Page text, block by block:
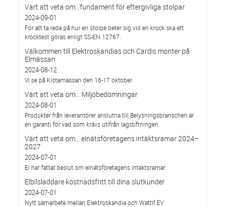
Värt att veta om…fundament för eftergivliga stolpar
2024-09-01
För att ta reda på hur en stolpe beter sig vid en krock ska ett
krocktest göras enligt SS-EN 12767.
Välkommen till Elektroskandias och Cardis monter på
Elmässan
2024-08-12
Vi se på Kistamässan den 16-17 oktober.
Värt att veta om... Miljöbedömningar
2024-08-01
Produkter från leverantörer anslutna till Belysningsbranschen är
en garanti för vad som krävs utifrån lagstiftningen.
Värt att veta om… elnätsföretagens intäktsramar 2024–
2027
2024-07-01
Ei har fattat beslut om elnätsföretagens intäktsramar
Elbilsladdare kostnadsfritt till dina slutkunder
2024-07-01
Nytt samarbete mellan Elektroskandia och Wattif EV